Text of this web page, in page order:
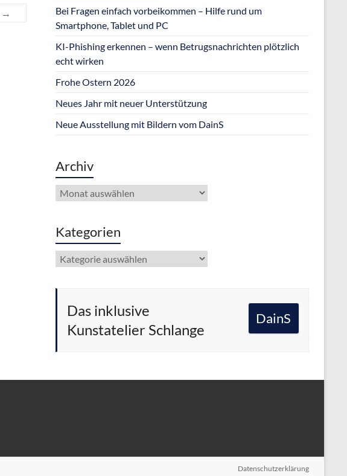
→
Bei Fragen einfach vorbeikommen – Hilfe rund um
Smartphone, Tablet und PC
KI-Phishing erkennen – wenn Betrugsnachrichten plötzlich
echt wirken
Frohe Ostern 2026
Neues Jahr mit neuer Unterstützung
Neue Ausstellung mit Bildern vom DainS
Archiv
Archiv
Kategorien
Kategorien
Das inklusive
Kunstatelier Schlange
DainS
Datenschutzerklärung